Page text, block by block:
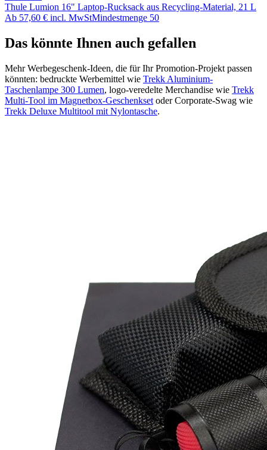
Thule Lumion 16" Laptop-Rucksack aus Recycling-Material, 21 L
Ab 57,60 € incl. MwStMindestmenge 50
Das könnte Ihnen auch gefallen
Mehr Werbegeschenk-Ideen, die für Ihr Promotion-Projekt passen
könnten: bedruckte Werbemittel wie Trekk Aluminium-
Taschenlampe 300 Lumen, logo-veredelte Merchandise wie Trekk
Multi-Tool im Magnetbox-Geschenkset oder Corporate-Swag wie
Trekk Deluxe Multitool mit Nylontasche.